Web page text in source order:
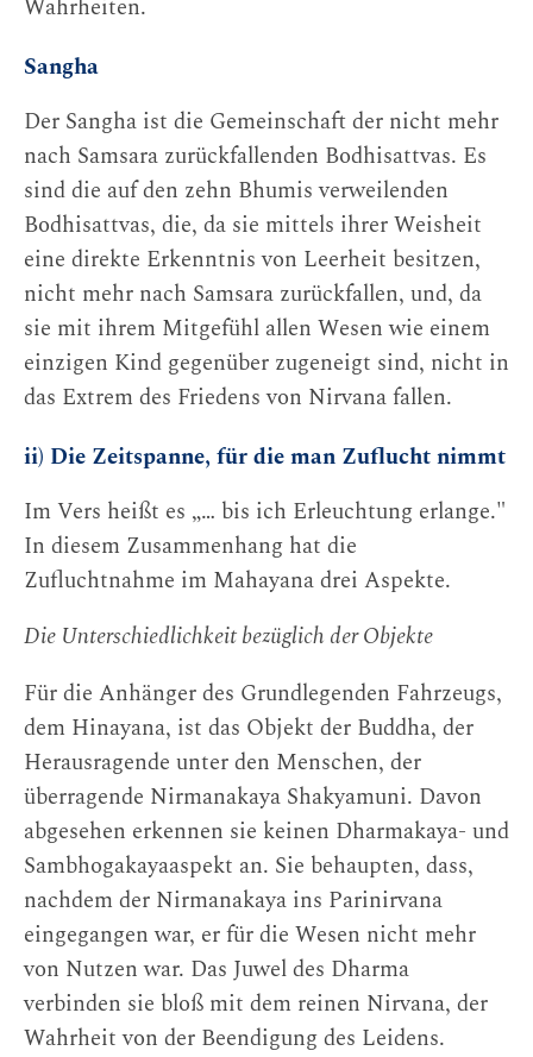
Wahrheiten.
Sangha
Der Sangha ist die Gemeinschaft der nicht mehr
nach Samsara zurückfallenden Bodhisattvas. Es
sind die auf den zehn Bhumis verweilenden
Bodhisattvas, die, da sie mittels ihrer Weisheit
eine direkte Erkenntnis von Leerheit besitzen,
nicht mehr nach Samsara zurückfallen, und, da
sie mit ihrem Mitgefühl allen Wesen wie einem
einzigen Kind gegenüber zugeneigt sind, nicht in
das Extrem des Friedens von Nirvana fallen.
ii) Die Zeitspanne, für die man Zuflucht nimmt
Im Vers heißt es „… bis ich Erleuchtung erlange."
In diesem Zusammenhang hat die
Zufluchtnahme im Mahayana drei Aspekte.
Die Unterschiedlichkeit bezüglich der Objekte
Für die Anhänger des Grundlegenden Fahrzeugs,
dem Hinayana, ist das Objekt der Buddha, der
Herausragende unter den Menschen, der
überragende Nirmanakaya Shakyamuni. Davon
abgesehen erkennen sie keinen Dharmakaya- und
Sambhogakayaaspekt an. Sie behaupten, dass,
nachdem der Nirmanakaya ins Parinirvana
eingegangen war, er für die Wesen nicht mehr
von Nutzen war. Das Juwel des Dharma
verbinden sie bloß mit dem reinen Nirvana, der
Wahrheit von der Beendigung des Leidens.